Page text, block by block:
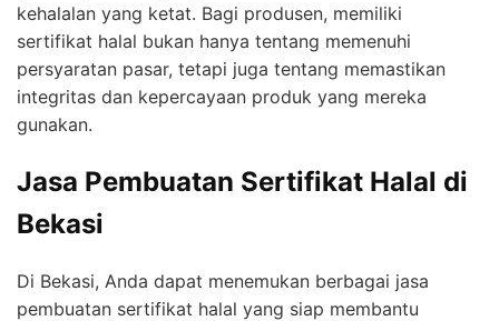
kehalalan yang ketat. Bagi produsen, memiliki
sertifikat halal bukan hanya tentang memenuhi
persyaratan pasar, tetapi juga tentang memastikan
integritas dan kepercayaan produk yang mereka
gunakan.
Jasa Pembuatan Sertifikat Halal di
Bekasi
Di Bekasi, Anda dapat menemukan berbagai jasa
pembuatan sertifikat halal yang siap membantu